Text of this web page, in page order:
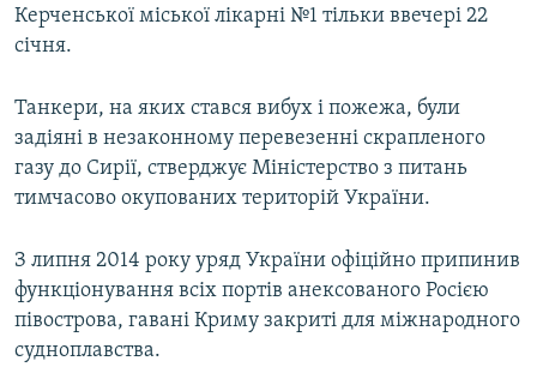
Керченської міської лікарні №1 тільки ввечері 22
січня.
Танкери, на яких стався вибух і пожежа, були
задіяні в незаконному перевезенні скрапленого
газу до Сирії, стверджує Міністерство з питань
тимчасово окупованих територій України.
З липня 2014 року уряд України офіційно припинив
функціонування всіх портів анексованого Росією
півострова, гавані Криму закриті для міжнародного
судноплавства.